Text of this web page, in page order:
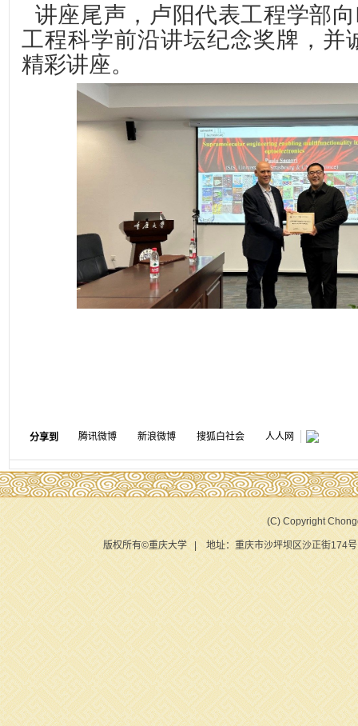
讲座尾声，卢阳代表工程学部
工程科学前沿讲坛纪念奖牌，并
精彩讲座。
分享到 腾讯微博 新浪微博 搜狐白社会 人人网
(C) Copyright
版权所有©重庆大学 | 地址：重庆市沙坪坝区沙正街